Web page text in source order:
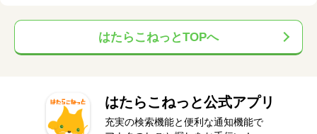
はたらこねっとTOPへ
はたらこねっと公式アプリ
充実の検索機能と便利な通知機能で